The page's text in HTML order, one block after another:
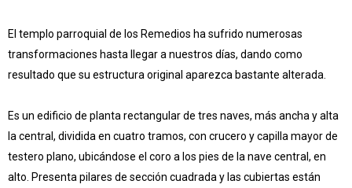
El templo parroquial de los Remedios ha sufrido numerosas
transformaciones hasta llegar a nuestros días, dando como
resultado que su estructura original aparezca bastante alterada.
Es un edificio de planta rectangular de tres naves, más ancha y alta
la central, dividida en cuatro tramos, con crucero y capilla mayor de
testero plano, ubicándose el coro a los pies de la nave central, en
alto. Presenta pilares de sección cuadrada y las cubiertas están